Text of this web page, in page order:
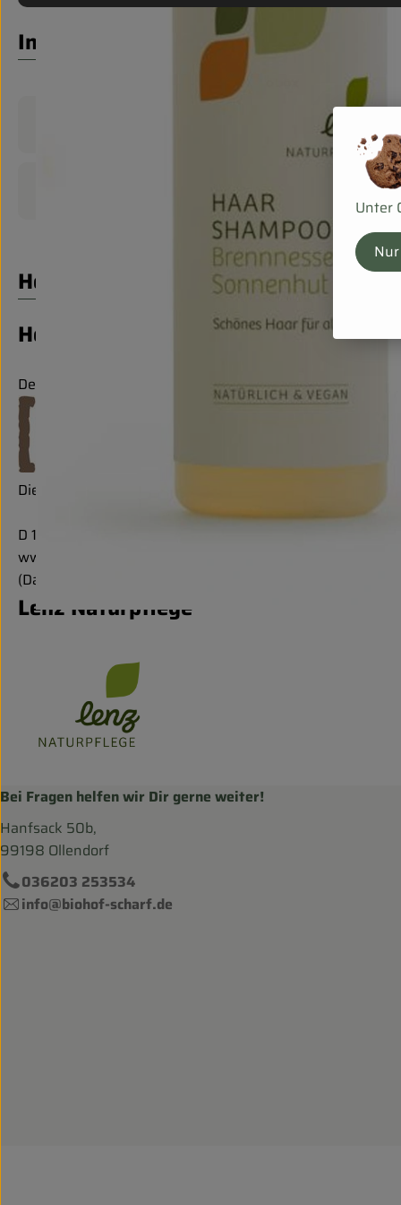
Info
Herkunft
Hersteller: Lenz Naturpflege
Deutschland
Die Regionalen GmbH
D 12347 Berlin
www.die-regionalen.de
(Daten von Ecoinform)
Lenz Naturpflege
Bei Fragen helfen wir Dir gerne weiter!
Hanfsack 50b,
99198 Ollendorf
036203 253534
info@biohof-scharf.de
Unter